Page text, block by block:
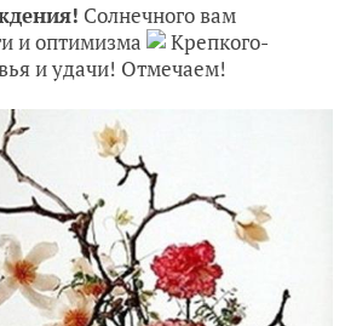
Солнечного вам
и оптимизма
Крепкого-
и удачи! Отмечаем!